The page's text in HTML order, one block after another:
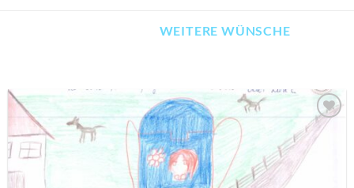
WEITERE WÜNSCHE
AUF MEINE
MERKLISTE
SETZEN